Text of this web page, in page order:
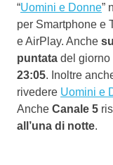
“Uomini e Donne”
per Smartphone e
e AirPlay. Anche
puntata del giorno
23:05. Inoltre
rivedere Uomini e
Anche Canale 5
all’una di notte.